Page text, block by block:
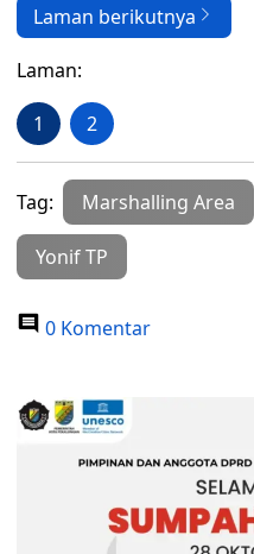
Laman berikutnya
Laman:
1 2
Tag: Marshalling Area
Yonif TP
0 Komentar